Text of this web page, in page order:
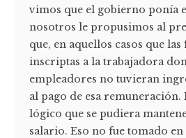
vimos que el gobierno ponía
nosotros le propusimos al
que, en aquellos casos que
inscriptas a la trabajadora
empleadores no tuvieran
al pago de esa remuneración.
lógico que se pudiera
salario. Eso no fue tomado en